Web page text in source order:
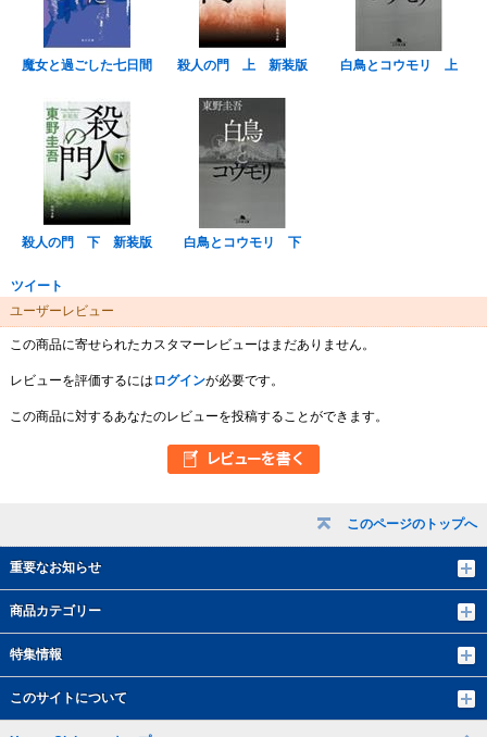
このページのトップへ
重要なお知らせ
商品カテゴリー
特集情報
このサイトについて
魔女と過ごした七日間 殺人の門 上 新装版 白鳥とコウモリ 上
殺人の門 下 新装版 白鳥とコウモリ 下
ツイート
ユーザーレビュー
この商品に寄せられたカスタマーレビューはまだありません。
レビューを評価するには ログインが必要です。
この商品に対するあなたのレビューを投稿することができます。